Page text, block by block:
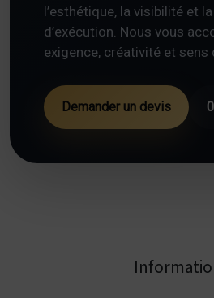
l’esthétique, la visibilité et
d’exécution. Nous vous
exigence, créativité et sens
Demander un devis